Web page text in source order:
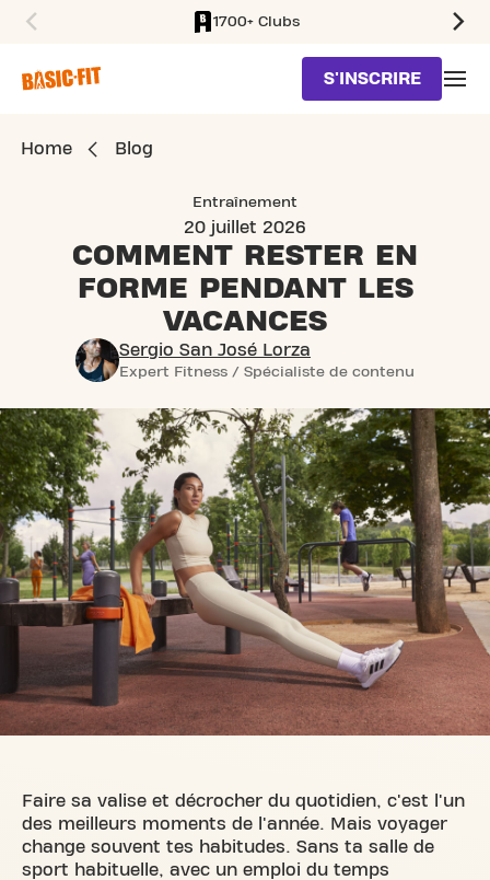
1700+ Clubs
S'INSCRIRE
Home Blog
Entraînement
20 juillet 2026
COMMENT RESTER EN
FORME PENDANT LES
VACANCES
Sergio San José Lorza
Expert Fitness / Spécialiste de contenu
Faire sa valise et décrocher du quotidien, c'est l'un
des meilleurs moments de l'année. Mais voyager
change souvent tes habitudes. Sans ta salle de
sport habituelle, avec un emploi du temps